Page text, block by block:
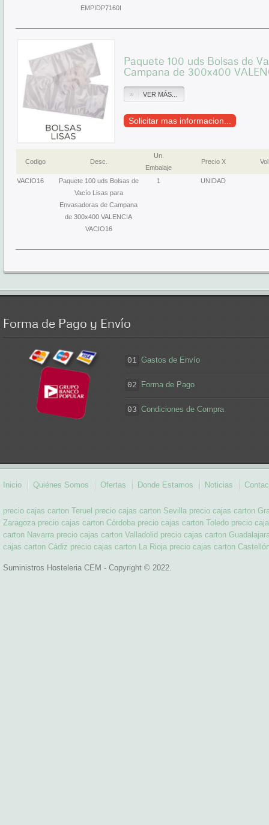
EMPIDP7160I
Paquete 100 uds Bolsas de
Campana de 300x400
VER MÁS...
Solicitar mas informacion...
Codigo Desc.
Un.
Embalaje
Precio X
VACIO16
Paquete 100 uds Bolsas de
Vacío Lisas para
Envasadoras de Campana
de 300x400 VALENCIA
VACIO16
1 UNIDAD
Forma de Pago y Envío
01 Gastos de Envío
02 Forma de Pago
03 Condiciones de Compra
Inicio Quiénes Somos Ofertas Donde Estamos Noticias
precio cajas carton Teruel precio cajas carton Sevilla precio cajas carton
Zaragoza precio cajas carton Córdoba precio cajas carton Toledo precio
carton Navarra precio cajas carton Valladolid precio cajas carton
cajas carton Cádiz precio cajas carton La Rioja precio cajas carton
Suministros Hosteleria CEM - Copyright © 2022.